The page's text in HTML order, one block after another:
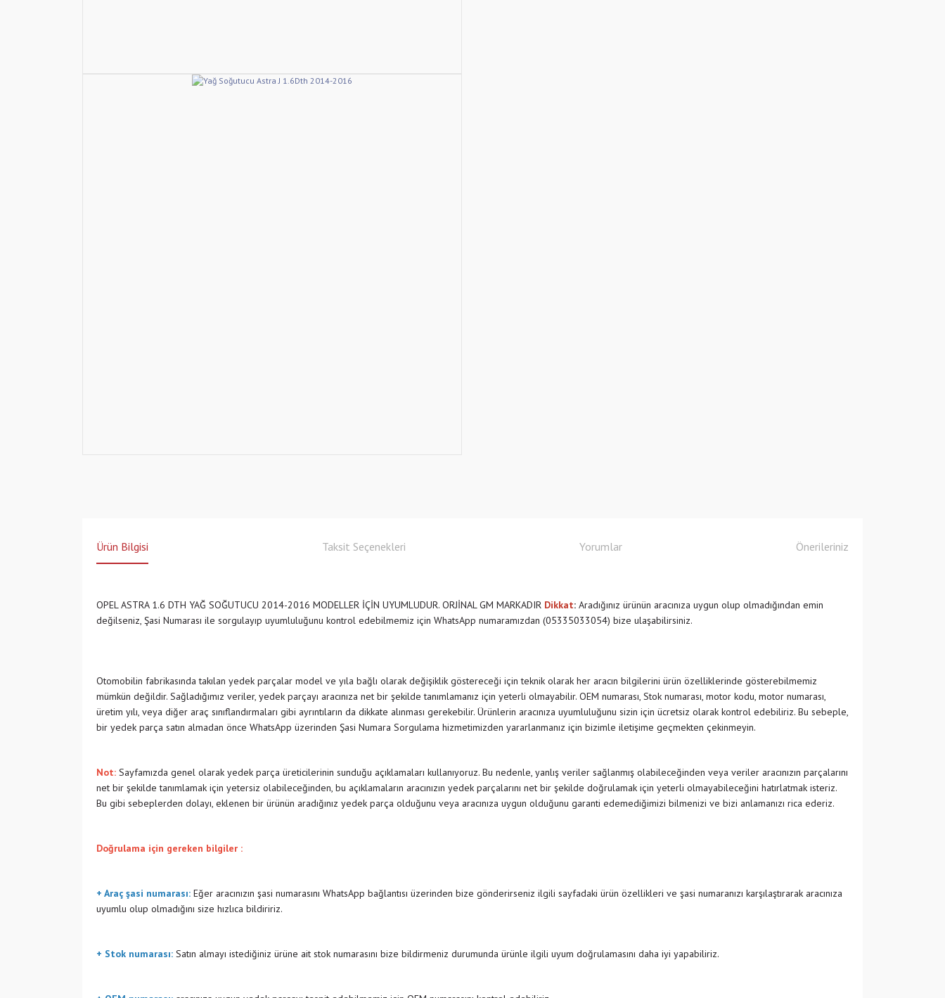
Ürün Bilgisi Taksit Seçenekleri Yorumlar Önerileriniz
OPEL ASTRA 1.6 DTH YAĞ SOĞUTUCU 2014-2016 MODELLER İÇİN UYUMLUDUR. ORJİNAL GM MARKADIR Dikkat: Aradığınız ürünün aracınıza uygun olup olmadığından emin
değilseniz, Şasi Numarası ile sorgulayıp uyumluluğunu kontrol edebilmemiz için WhatsApp numaramızdan (05335033054) bize ulaşabilirsiniz.
Otomobilin fabrikasında takılan yedek parçalar model ve yıla bağlı olarak değişiklik göstereceği için teknik olarak her aracın bilgilerini ürün özelliklerinde gösterebilmemiz
mümkün değildir. Sağladığımız veriler, yedek parçayı aracınıza net bir şekilde tanımlamanız için yeterli olmayabilir. OEM numarası, Stok numarası, motor kodu, motor numarası,
üretim yılı, veya diğer araç sınıflandırmaları gibi ayrıntıların da dikkate alınması gerekebilir. Ürünlerin aracınıza uyumluluğunu sizin için ücretsiz olarak kontrol edebiliriz. Bu sebeple,
bir yedek parça satın almadan önce WhatsApp üzerinden Şasi Numara Sorgulama hizmetimizden yararlanmanız için bizimle iletişime geçmekten çekinmeyin.
Not: Sayfamızda genel olarak yedek parça üreticilerinin sunduğu açıklamaları kullanıyoruz. Bu nedenle, yanlış veriler sağlanmış olabileceğinden veya veriler aracınızın parçalarını
net bir şekilde tanımlamak için yetersiz olabileceğinden, bu açıklamaların aracınızın yedek parçalarını net bir şekilde doğrulamak için yeterli olmayabileceğini hatırlatmak isteriz.
Bu gibi sebeplerden dolayı, eklenen bir ürünün aradığınız yedek parça olduğunu veya aracınıza uygun olduğunu garanti edemediğimizi bilmenizi ve bizi anlamanızı rica ederiz.
Doğrulama için gereken bilgiler :
+ Araç şasi numarası: Eğer aracınızın şasi numarasını WhatsApp bağlantısı üzerinden bize gönderirseniz ilgili sayfadaki ürün özellikleri ve şasi numaranızı karşılaştırarak aracınıza
uyumlu olup olmadığını size hızlıca bildiririz.
+ Stok numarası: Satın almayı istediğiniz ürüne ait stok numarasını bize bildirmeniz durumunda ürünle ilgili uyum doğrulamasını daha iyi yapabiliriz.